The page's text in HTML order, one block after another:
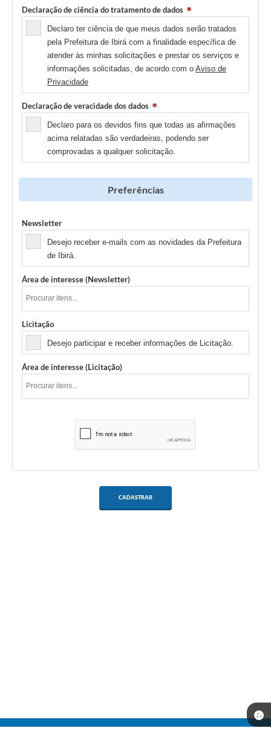
Declaração de ciência do tratamento de dados
Declaro ter ciência de que meus dados serão tratados
pela Prefeitura de Ibirá com a finalidade específica de
atender às minhas solicitações e prestar os serviços e
informações solicitadas, de acordo com o Aviso de
Privacidade
Declaração de veracidade dos dados
Declaro para os devidos fins que todas as afirmações
acima relatadas são verdadeiras, podendo ser
comprovadas a qualquer solicitação.
Preferências
Newsletter
Desejo receber e-mails com as novidades da Prefeitura
de Ibirá.
Área de interesse (Newsletter)
Licitação
Desejo participar e receber informações de Licitação.
Área de interesse (Licitação)
CADASTRAR